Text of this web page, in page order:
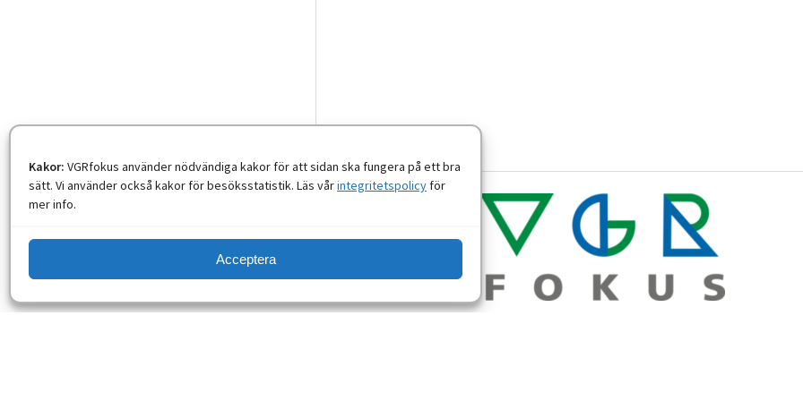
Kakor: VGRfokus använder nödvändiga kakor för att sidan ska fungera på ett bra
sätt. Vi använder också kakor för besöksstatistik. Läs vårintegritetspolicy för
mer info.
Acceptera